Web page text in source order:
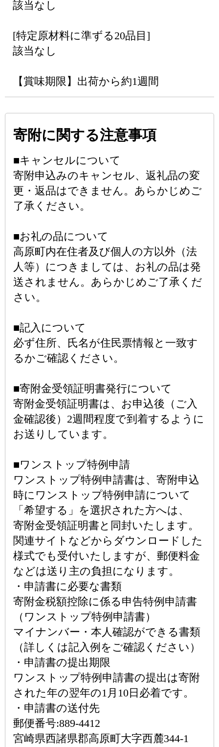
該当なし
[特定原材料に準ずる20品目]
該当なし
【賞味期限】出荷から約1週間
寄附に関する注意事項
■キャンセルについて
寄附申込みのキャンセル、返礼品の変
更・返品はできません。あらかじめご
了承ください。
■お礼の品について
高原町内在住者及び個人の方以外（法
人等）につきましては、お礼の品は発
送されません。あらかじめご了承くだ
さい。
■記入について
必ず住所、氏名が住民票情報と一致す
るかご確認ください。
■寄附金受領証明書発行について
寄附金受領証明書は、お申込後（ご入
金確認後）2週間程度で到着するように
お送りしています。
■ワンストップ特例申請
ワンストップ特例申請書は、寄附申込
時にワンストップ特例申請について
「希望する」を選択された方へは、
寄附金受領証明書と同封いたします。
関連サイトなどからダウンロードした
様式でも受付いたしますが、郵便料金
などは送り主の負担になります。
・申請書に必要な書類
寄附金税額控除に係る申告特例申請書
（ワンストップ特例申請書）
マイナンバー・本人確認ができる書類
（詳しくは記入例をご確認ください）
・申請書の提出期限
ワンストップ特例申請書の提出は寄附
された年の翌年の1月10日必着です。
・申請書の送付先
郵便番号:889-4412
宮崎県西諸県郡高原町大字西麓344-1